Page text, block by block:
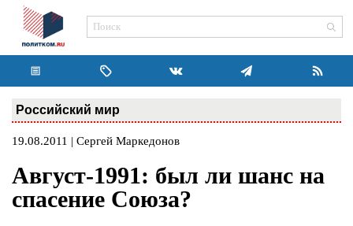
Российский мир
19.08.2011 | Сергей Маркедонов
Август-1991: был ли шанс на
спасение Союза?